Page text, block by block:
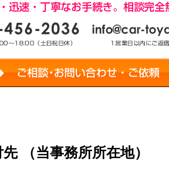
（当事務所所在地）